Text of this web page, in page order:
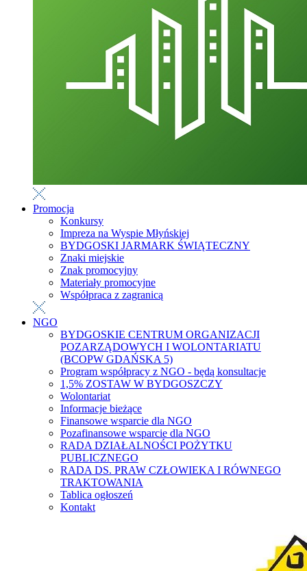
Promocja
Konkursy
Impreza na Wyspie Młyńskiej
BYDGOSKI JARMARK ŚWIĄTECZNY
Znaki miejskie
Znak promocyjny
Materiały promocyjne
Współpraca z zagranicą
NGO
BYDGOSKIE CENTRUM ORGANIZACJI
POZARZĄDOWYCH I WOLONTARIATU
(BCOPW GDAŃSKA 5)
Program współpracy z NGO - będą konsultacje
1,5% ZOSTAW W BYDGOSZCZY
Wolontariat
Informacje bieżące
Finansowe wsparcie dla NGO
Pozafinansowe wsparcie dla NGO
RADA DZIAŁALNOŚCI POŻYTKU
PUBLICZNEGO
RADA DS. PRAW CZŁOWIEKA I RÓWNEGO
TRAKTOWANIA
Tablica ogłoszeń
Kontakt